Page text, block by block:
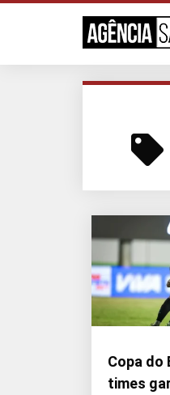
Copa do
times